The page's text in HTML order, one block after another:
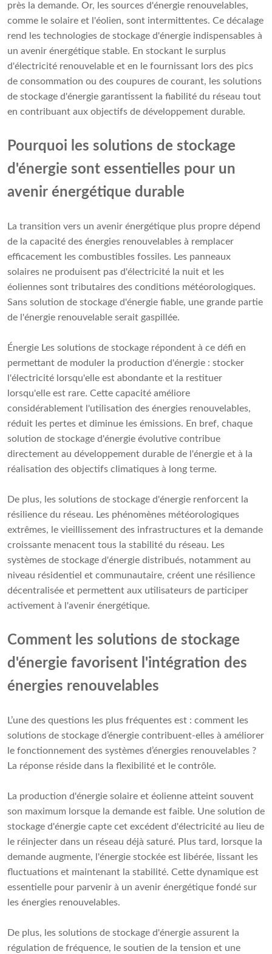
près la demande. Or, les sources d'énergie renouvelables,
comme le solaire et l'éolien, sont intermittentes. Ce décalage
rend les technologies de stockage d'énergie indispensables à
un avenir énergétique stable. En stockant le surplus
d'électricité renouvelable et en le fournissant lors des pics
de consommation ou des coupures de courant, les solutions
de stockage d'énergie garantissent la fiabilité du réseau tout
en contribuant aux objectifs de développement durable.
Pourquoi les solutions de stockage
d'énergie sont essentielles pour un
avenir énergétique durable
La transition vers un avenir énergétique plus propre dépend
de la capacité des énergies renouvelables à remplacer
efficacement les combustibles fossiles. Les panneaux
solaires ne produisent pas d'électricité la nuit et les
éoliennes sont tributaires des conditions météorologiques.
Sans solution de stockage d'énergie fiable, une grande partie
de l'énergie renouvelable serait gaspillée.
Énergie Les solutions de stockage répondent à ce défi en
permettant de moduler la production d'énergie : stocker
l'électricité lorsqu'elle est abondante et la restituer
lorsqu'elle est rare. Cette capacité améliore
considérablement l'utilisation des énergies renouvelables,
réduit les pertes et diminue les émissions. En bref, chaque
solution de stockage d'énergie évolutive contribue
directement au développement durable de l'énergie et à la
réalisation des objectifs climatiques à long terme.
De plus, les solutions de stockage d'énergie renforcent la
résilience du réseau. Les phénomènes météorologiques
extrêmes, le vieillissement des infrastructures et la demande
croissante menacent tous la stabilité du réseau. Les
systèmes de stockage d'énergie distribués, notamment au
niveau résidentiel et communautaire, créent une résilience
décentralisée et permettent aux utilisateurs de participer
activement à l'avenir énergétique.
Comment les solutions de stockage
d'énergie favorisent l'intégration des
énergies renouvelables
L’une des questions les plus fréquentes est : comment les
solutions de stockage d’énergie contribuent-elles à améliorer
le fonctionnement des systèmes d’énergies renouvelables ?
La réponse réside dans la flexibilité et le contrôle.
La production d'énergie solaire et éolienne atteint souvent
son maximum lorsque la demande est faible. Une solution de
stockage d'énergie capte cet excédent d'électricité au lieu de
le réinjecter dans un réseau déjà saturé. Plus tard, lorsque la
demande augmente, l'énergie stockée est libérée, lissant les
fluctuations et maintenant la stabilité. Cette dynamique est
essentielle pour parvenir à un avenir énergétique fondé sur
les énergies renouvelables.
De plus, les solutions de stockage d'énergie assurent la
régulation de fréquence, le soutien de la tension et une